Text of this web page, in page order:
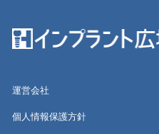
運営会社
個人情報保護方針